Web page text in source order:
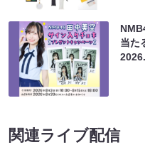
当た
関連ライブ配信